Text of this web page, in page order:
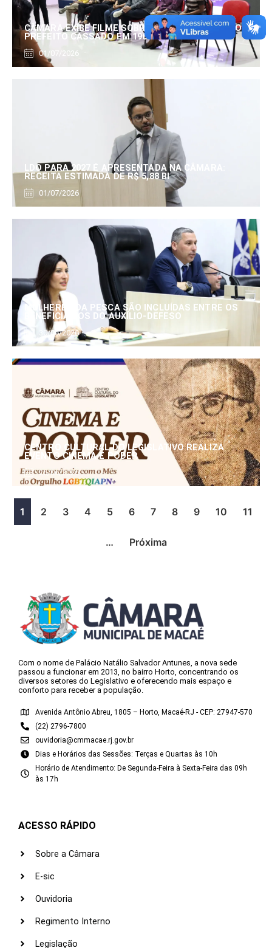
CÂMARA EXIBE FILME SOBRE EDUARDO SERRANO,
PREFEITO CASSADO EM 1960
01/07/2026
LDO PARA 2027 É APRESENTADA NA CÂMARA:
RECEITA ESTIMADA DE R$ 5,88 BI
01/07/2026
MULHERES DA PESCA SÃO INCLUÍDAS ENTRE OS
BENEFICIÁRIOS DO AUXÍLIO-DEFESO
30/06/2026
CENTRO CULTURAL DO LEGISLATIVO REALIZA
EVENTO CINEMA E PODER
25/06/2026
1 2 3 4 5 6 7 8 9 10 11
… Próxima
Com o nome de Palácio Natálio Salvador Antunes, a nova sede
passou a funcionar em 2013, no bairro Horto, concentrando os
diversos setores do Legislativo e oferecendo mais espaço e
conforto para receber a população.
Avenida Antônio Abreu, 1805 – Horto, Macaé-RJ - CEP: 27947-570
(22) 2796-7800
ouvidoria@cmmacae.rj.gov.br
Dias e Horários das Sessões: Terças e Quartas às 10h
Horário de Atendimento: De Segunda-Feira à Sexta-Feira das 09h
às 17h
ACESSO RÁPIDO
Sobre a Câmara
E-sic
Ouvidoria
Regimento Interno
Legislação